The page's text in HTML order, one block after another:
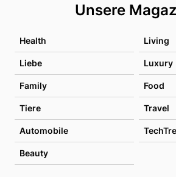
Unsere
Health Living
Liebe Luxury
Family Food
Tiere Travel
Automobile
Beauty